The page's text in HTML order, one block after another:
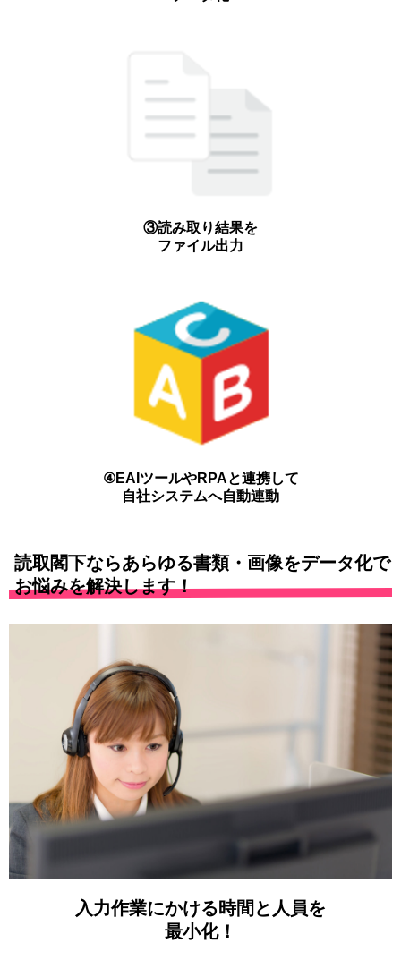
③読み取り結果を
ファイル出力
④EAIツールやRPAと連携して
自社システムへ自動連動
読取閣下ならあらゆる書類・画像をデータ化で
お悩みを解決します！
入力作業にかける時間と人員を
最小化！